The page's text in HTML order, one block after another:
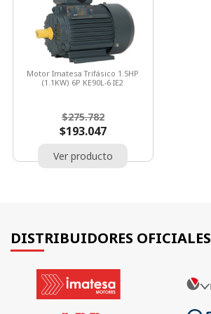
Motor Imatesa Trifásico 1.5HP
(1.1KW) 6P KE90L-6 IE2
$275.782
$193.047
Ver producto
DISTRIBUIDORES OFICIALES